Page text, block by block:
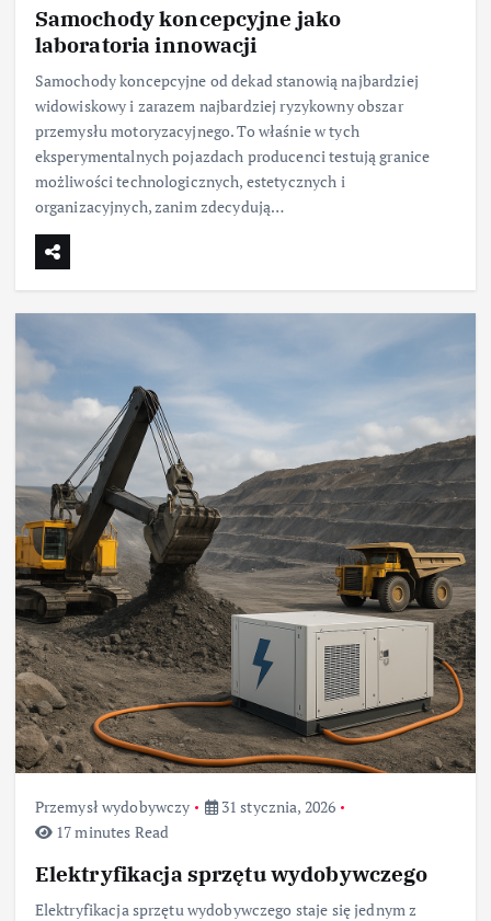
Samochody koncepcyjne jako
laboratoria innowacji
Samochody koncepcyjne od dekad stanowią najbardziej
widowiskowy i zarazem najbardziej ryzykowny obszar
przemysłu motoryzacyjnego. To właśnie w tych
eksperymentalnych pojazdach producenci testują granice
możliwości technologicznych, estetycznych i
organizacyjnych, zanim zdecydują…
Przemysł wydobywczy
31 stycznia, 2026
17 minutes Read
Elektryfikacja sprzętu wydobywczego
Elektryfikacja sprzętu wydobywczego staje się jednym z